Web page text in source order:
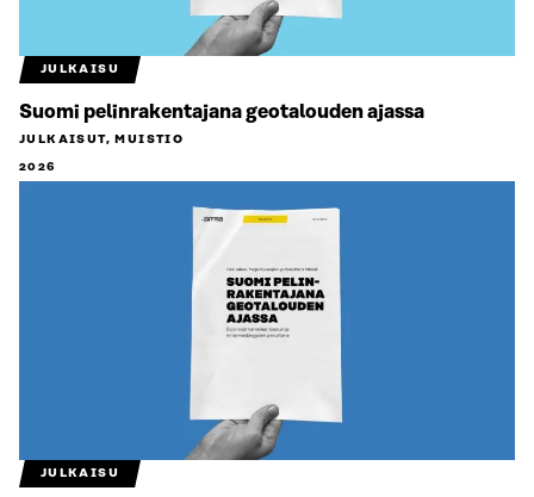
JULKAISU
Suomi pelinrakentajana geotalouden ajassa
JULKAISUT, MUISTIO
2026
JULKAISU